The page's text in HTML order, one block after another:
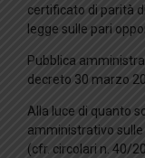
certificato di parità
legge sulle pari
Pubblica
decreto 30 marzo
Alla luce di quanto
amministrativo
(cfr. circolari n. 40/